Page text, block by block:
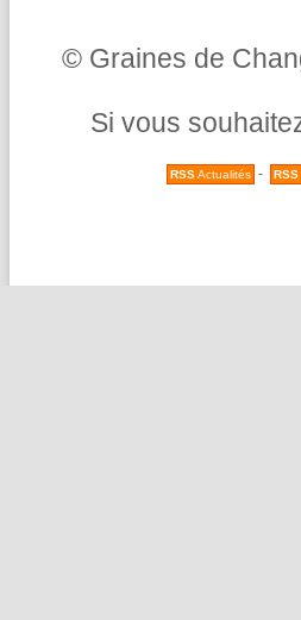
© Graines de
Si vous
RSSActualités - RSS